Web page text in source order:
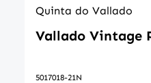
Quinta do Vallado
Vallado Vintage
5017018-21N